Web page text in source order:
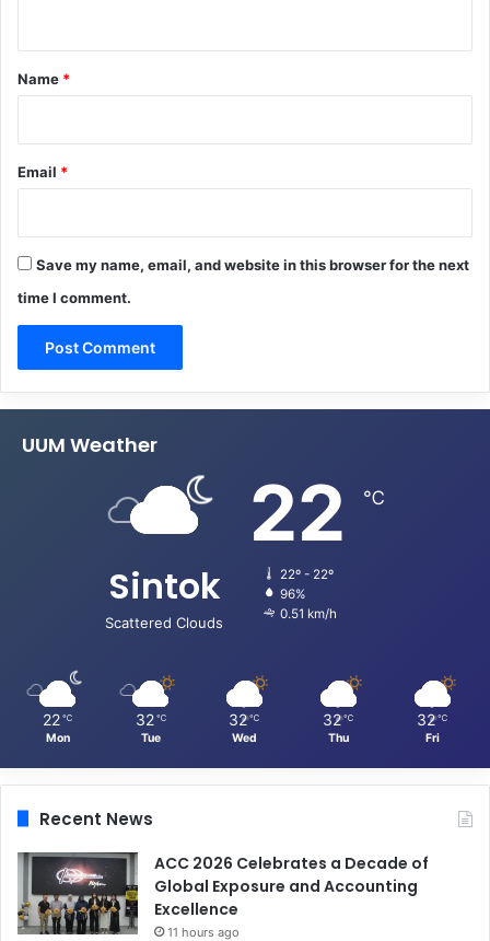
*
Name *
Email *
Save my name, email, and website in this browser for the next
time I comment.
UUM Weather
Sintok
Scattered Clouds
22 ℃
22º - 22º
96%
0.51 km/h
22 ℃
Mon
32 ℃
Tue
32 ℃
Wed
32 ℃
Thu
32 ℃
Fri
Recent News
ACC 2026 Celebrates a Decade of
Global Exposure and Accounting
Excellence
11 hours ago